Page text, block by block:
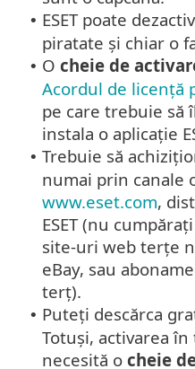
• ESET poate
piratate și chiar o
• O cheie de
Acordul de
pe care trebuie să
instala o aplicație
• Trebuie să
numai prin canale
www.eset.com,
ESET (nu
site-uri web terțe
eBay, sau
terț).
• Puteți descărca
Totuși, activarea
necesită o cheie